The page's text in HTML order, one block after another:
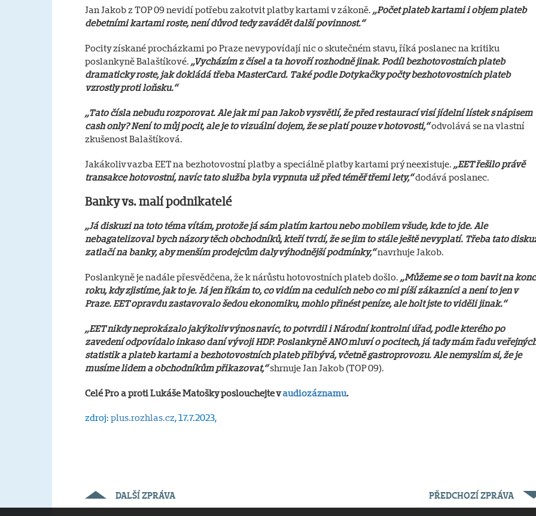
Jan Jakob z TOP 09 nevidí potřebu zakotvit platby kartami v zákoně. „Počet plateb kartami i objem plateb
debetními kartami roste, není důvod tedy zavádět další povinnost.“
Pocity získané procházkami po Praze nevypovídají nic o skutečném stavu, říká poslanec na kritiku
poslankyně Balaštíkové. „Vycházím z čísel a ta hovoří rozhodně jinak. Podíl bezhotovostních plateb
dramaticky roste, jak dokládá třeba MasterCard. Také podle Dotykačky počty bezhotovostních plateb
vzrostly proti loňsku.“
„Tato čísla nebudu rozporovat. Ale jak mi pan Jakob vysvětlí, že před restaurací visí jídelní lístek s nápisem
cash only? Není to můj pocit, ale je to vizuální dojem, že se platí pouze v hotovosti,“odvolává se na vlastní
zkušenost Balaštíková.
Jakákoliv vazba EET na bezhotovostní platby a speciálně platby kartami prý neexistuje. „EET řešilo právě
transakce hotovostní, navíc tato služba byla vypnuta už před téměř třemi lety,“dodává poslanec.
Banky vs. malí podnikatelé
„Já diskuzi na toto téma vítám, protože já sám platím kartou nebo mobilem všude, kde to jde. Ale
nebagatelizoval bych názory těch obchodníků, kteří tvrdí, že se jim to stále ještě nevyplatí. Třeba tato
zatlačí na banky, aby menším prodejcům daly výhodnější podmínky,“navrhuje Jakob.
Poslankyně je nadále přesvědčena, že k nárůstu hotovostních plateb došlo. „Můžeme se o tom bavit na
roku, kdy zjistíme, jak to je. Já jen říkám to, co vidím na cedulích nebo co mi píší zákazníci a není to jen v
Praze. EET opravdu zastavovalo šedou ekonomiku, mohlo přinést peníze, ale holt jste to viděli jinak.“
„EET nikdy neprokázalo jakýkoliv výnos navíc, to potvrdil i Národní kontrolní úřad, podle kterého po
zavedení odpovídalo inkaso daní vývoji HDP. Poslankyně ANO mluví o pocitech, já tady mám řadu
statistik a plateb kartami a bezhotovostních plateb přibývá, včetně gastroprovozu. Ale nemyslím si, že je
musíme lidem a obchodníkům přikazovat,“shrnuje Jan Jakob (TOP 09).
Celé Pro a proti Lukáše Matošky poslouchejte vaudiozáznamu.
zdroj: plus.rozhlas.cz, 17.7.2023,
DALŠÍ ZPRÁVA PŘEDCHOZÍ ZPRÁVA